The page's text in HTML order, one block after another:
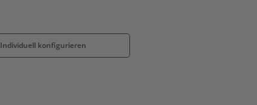
Individuell konfigurieren